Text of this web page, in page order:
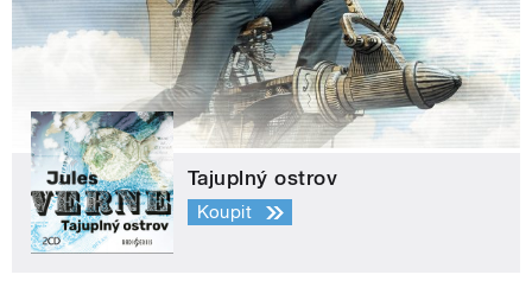
Tajuplný ostrov
Koupit